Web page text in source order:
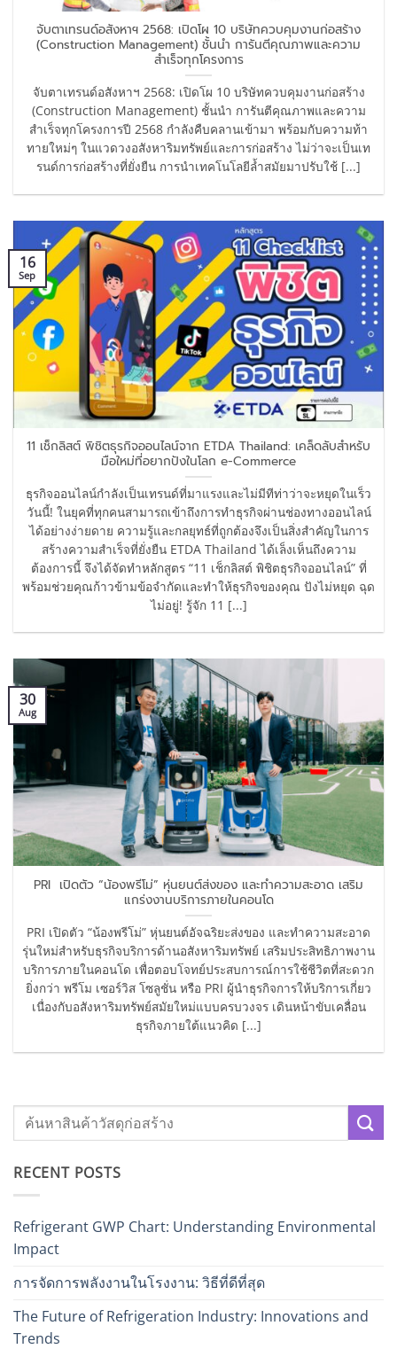
จับตาเทรนด์อสังหาฯ 2568: เปิดโผ 10 บริษัทควบคุมงานก่อสร้าง
(Construction Management) ชั้นนำ การันตีคุณภาพและความ
สำเร็จทุกโครงการ
จับตาเทรนด์อสังหาฯ 2568: เปิดโผ 10 บริษัทควบคุมงานก่อสร้าง
(Construction Management) ชั้นนำ การันตีคุณภาพและความ
สำเร็จทุกโครงการปี 2568 กำลังคืบคลานเข้ามา พร้อมกับความท้า
ทายใหม่ๆ ในแวดวงอสังหาริมทรัพย์และการก่อสร้าง ไม่ว่าจะเป็นเท
รนด์การก่อสร้างที่ยั่งยืน การนำเทคโนโลยีล้ำสมัยมาปรับใช้ [...]
11 เช็กลิสต์ พิชิตธุรกิจออนไลน์จาก ETDA Thailand: เคล็ดลับสำหรับ
มือใหม่ที่อยากปังในโลก e-Commerce
ธุรกิจออนไลน์กำลังเป็นเทรนด์ที่มาแรงและไม่มีทีท่าว่าจะหยุดในเร็ว
วันนี้! ในยุคที่ทุกคนสามารถเข้าถึงการทำธุรกิจผ่านช่องทางออนไลน์
ได้อย่างง่ายดาย ความรู้และกลยุทธ์ที่ถูกต้องจึงเป็นสิ่งสำคัญในการ
สร้างความสำเร็จที่ยั่งยืน ETDA Thailand ได้เล็งเห็นถึงความ
ต้องการนี้ จึงได้จัดทำหลักสูตร “11 เช็กลิสต์ พิชิตธุรกิจออนไลน์” ที่
พร้อมช่วยคุณก้าวข้ามข้อจำกัดและทำให้ธุรกิจของคุณ ปังไม่หยุด ฉุด
ไม่อยู่! รู้จัก 11 [...]
16
Sep
PRI เปิดตัว “น้องพรีโม่” หุ่นยนต์ส่งของ และทำความสะอาด เสริม
แกร่งงานบริการภายในคอนโด
PRI เปิดตัว “น้องพรีโม่” หุ่นยนต์อัจฉริยะส่งของ และทำความสะอาด
รุ่นใหม่สำหรับธุรกิจบริการด้านอสังหาริมทรัพย์ เสริมประสิทธิภาพงาน
บริการภายในคอนโด เพื่อตอบโจทย์ประสบการณ์การใช้ชีวิตที่สะดวก
ยิ่งกว่า พรีโม เซอร์วิส โซลูชั่น หรือ PRI ผู้นำธุรกิจการให้บริการเกี่ยว
เนื่องกับอสังหาริมทรัพย์สมัยใหม่แบบครบวงจร เดินหน้าขับเคลื่อน
ธุรกิจภายใต้แนวคิด [...]
30
Aug
RECENT POSTS
Refrigerant GWP Chart: Understanding Environmental
Impact
การจัดการพลังงานในโรงงาน: วิธีที่ดีที่สุด
The Future of Refrigeration Industry: Innovations and
Trends